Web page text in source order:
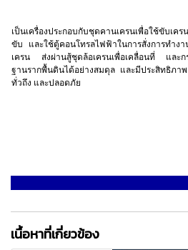
เป็นเครื่องประกอบกับชุดคานเครนเพื่อใช้ขับเ
ขับ และใช้ตู้คอนโทรลไฟฟ้าในการสั่งการทำง
เครน ส่งผ่านสู้ชุดล้อเครนเพื่อเคลื่อนที่ และก
ฐานรากพื้นดินได้อย่างสมดุล และมีประสิทธิภา
ทั่วถึง และปลอดภัย
เนื้อหาที่เกี่ยวข้อง